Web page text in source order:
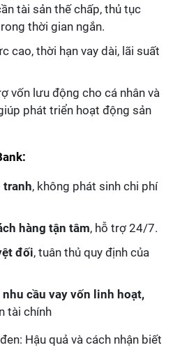
tài sản thế chấp, thủ tục
thời gian ngắn.
cao, thời hạn vay dài, lãi suất
vốn lưu động cho cá nhân và
phát triển hoạt động sản
tranh, không phát sinh chi phí
hàng tận tâm, hỗ trợ 24/7.
đối, tuân thủ quy định của
cầu vay vốn linh hoạt,
tài chính